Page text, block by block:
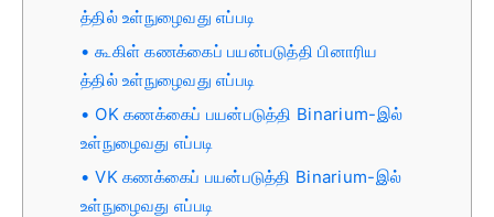
த்தில் உள்நுழைவது எப்படி
கூகிள் கணக்கைப் பயன்படுத்தி பினாரிய
த்தில் உள்நுழைவது எப்படி
OK கணக்கைப் பயன்படுத்தி Binarium-இல்
உள்நுழைவது எப்படி
VK கணக்கைப் பயன்படுத்தி Binarium-இல்
உள்நுழைவது எப்படி